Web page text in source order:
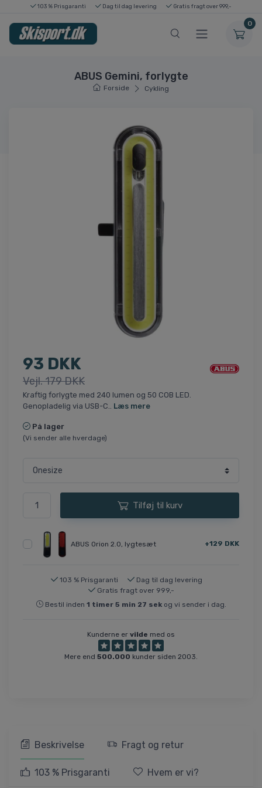
103 % Prisgaranti Dag til dag levering Gratis fragt over 999,-
0
ABUS Gemini, forlygte
Forside Cykling
93 DKK
Vejl. 179 DKK
Kraftig forlygte med 240 lumen og 50 COB LED.
Genopladelig via USB-C.. Læs mere
På lager
(Vi sender alle hverdage)
Tilføj til kurv
ABUS Orion 2.0, lygtesæt +129 DKK
103 % Prisgaranti
Dag til dag levering
Gratis fragt over 999,-
Bestil inden 1 timer 5 min 27 sekog vi sender i dag.
Kunderne er vilde med os
Mere end 500.000 kunder siden 2003.
Beskrivelse Fragt og retur
103 % Prisgaranti Hvem er vi?